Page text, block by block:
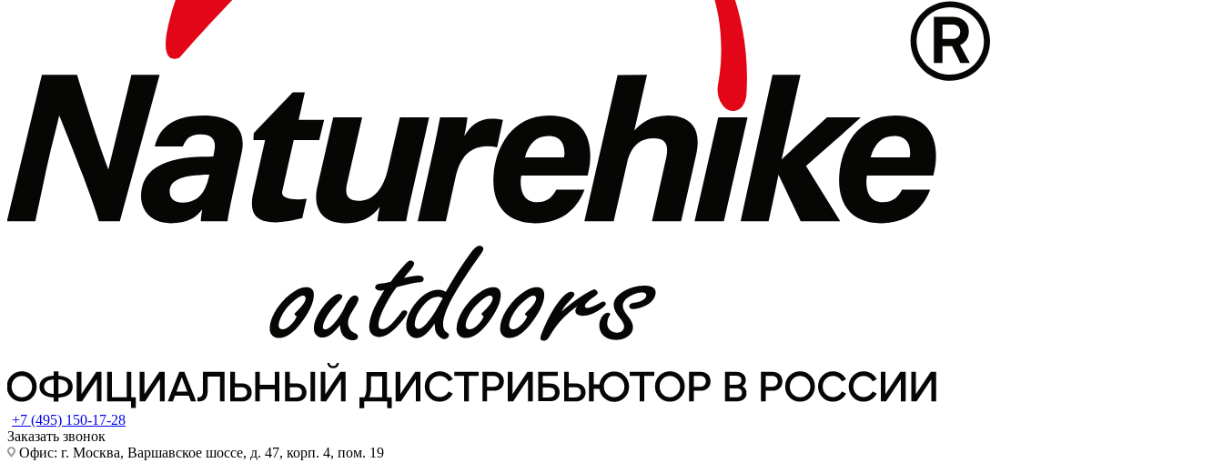
+7 (495) 150-17-28
Заказать звонок
Офис: г. Москва, Варшавское шоссе, д. 47, корп. 4, пом. 19